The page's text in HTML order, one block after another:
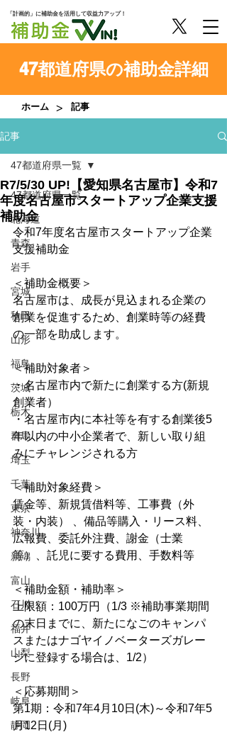
「計画的」に補助金を活用して収益力アップ！
47都道府県の補助金詳細
ホーム > 記事
記事
47都道府県一覧
北海道
青森
岩手
宮城
秋田
山形
福島
茨城
栃木
群馬
埼玉
千葉
東京
神奈川
新潟
富山
石川
福井
山梨
長野
岐阜
静岡
47都道府県一覧
R7/5/30 UP!【愛知県名古屋市】令和7
年度名古屋市スタートアップ企業支援
補助金
令和7年度名古屋市スタートアップ企業
支援補助金
＜補助金概要＞
名古屋市は、成長が見込まれる企業の
創業を促進するため、創業時等の経費
の一部を助成します。
＜補助対象者＞
・名古屋市内で新たに創業する方(新規
創業者）
・名古屋市内に本社等を有する創業後5
年以内の中小企業者で、新しい取り組
みにチャレンジされる方
＜補助対象経費＞
賃金等、新規賃借料等、工事費（外
装・内装） 、備品等購入・リース料、
広報費、委託外注費、謝金（士業
等）、託児に要する費用、手数料等
＜補助金額・補助率＞
上限額：100万円（1/3 ※補助事業期間
の末日までに、新たになごのキャンパ
スまたはナゴヤイノベーターズガレー
ジに登録する場合は、1/2）
＜応募期間＞
第1期：令和7年4月10日(木)～令和7年5
月12日(月)